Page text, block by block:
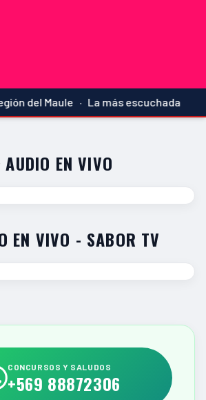
del Maule · La más escuchada
EN VIVO
EN VIVO - SABOR TV
CONCURSOS Y SALUDOS
+569 88872306